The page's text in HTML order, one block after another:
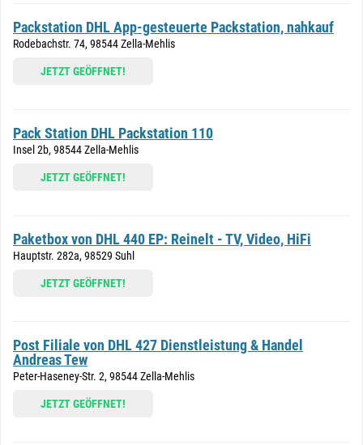
Packstation DHL App-gesteuerte Packstation, nahkauf
Rodebachstr. 74, 98544 Zella-Mehlis
JETZT GEÖFFNET!
Pack Station DHL Packstation 110
Insel 2b, 98544 Zella-Mehlis
JETZT GEÖFFNET!
Paketbox von DHL 440 EP: Reinelt - TV, Video, HiFi
Hauptstr. 282a, 98529 Suhl
JETZT GEÖFFNET!
Post Filiale von DHL 427 Dienstleistung & Handel
Andreas Tew
Peter-Haseney-Str. 2, 98544 Zella-Mehlis
JETZT GEÖFFNET!